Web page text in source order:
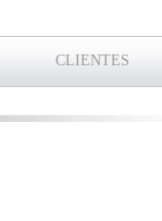
CLIENTES